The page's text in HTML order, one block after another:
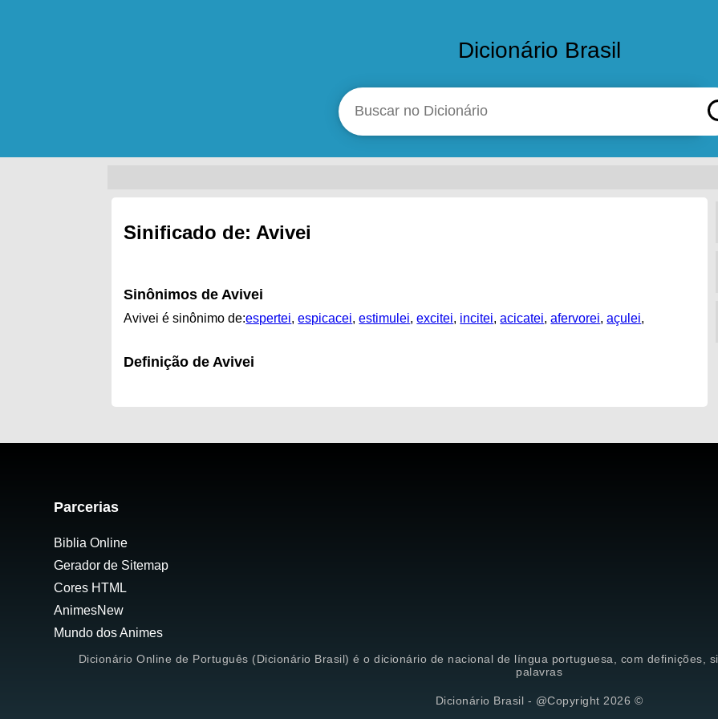
Dicionário Brasil
Sinificado de: Avivei
Sinônimos de Avivei
Avivei é sinônimo de:espertei,espicacei,estimulei,excitei, incitei,acicatei,afervorei,açulei,
Definição de Avivei
Parcerias
Biblia Online
Gerador de Sitemap
Cores HTML
AnimesNew
Mundo dos Animes
Dicionário Online de Português (Dicionário Brasil) é o dicionário de nacional de língua portuguesa, com definições,
palavras
Dicionário Brasil - @Copyright 2026 ©